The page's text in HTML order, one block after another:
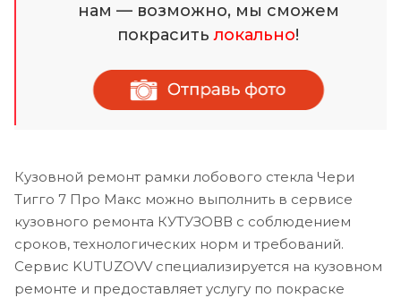
нам — возможно, мы сможем
покраситьлокально!
Кузовной ремонт рамки лобового стекла Чери
Тигго 7 Про Макс можно выполнить в сервисе
кузовного ремонта КУТУЗОВВ с соблюдением
сроков, технологических норм и требований.
Сервис KUTUZOVV специализируется на кузовном
ремонте и предоставляет услугу по покраске